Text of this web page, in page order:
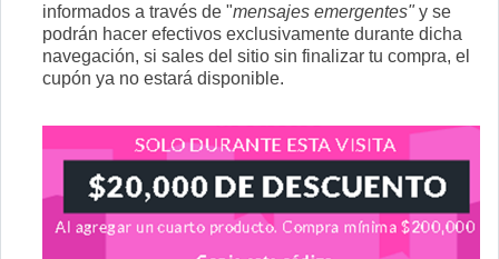
informados a través de "mensajes emergentes"y se
podrán hacer efectivos exclusivamente durante dicha
navegación, si sales del sitio sin finalizar tu compra, el
cupón ya no estará disponible.